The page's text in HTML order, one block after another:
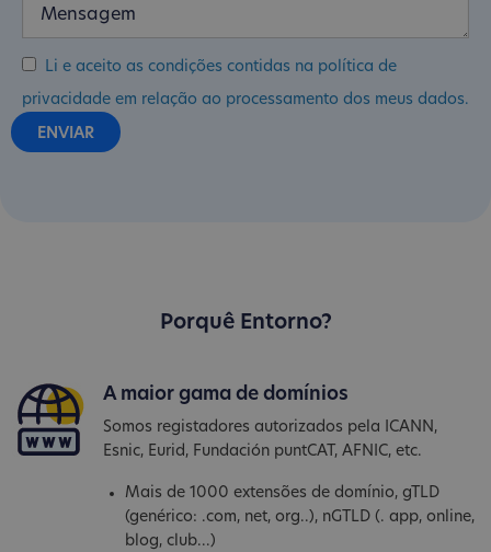
Li e aceito as condições contidas na política de
privacidade em relação ao processamento dos meus dados.
Porquê Entorno?
A maior gama de domínios
Somos registadores autorizados pela ICANN,
Esnic, Eurid, Fundación puntCAT, AFNIC, etc.
Mais de 1000 extensões de domínio, gTLD
(genérico: .com, net, org..), nGTLD (. app, online,
blog, club...)